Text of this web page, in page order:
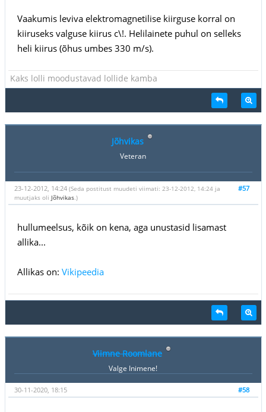
Vaakumis leviva elektromagnetilise kiirguse korral on
kiiruseks valguse kiirus c\!. Helilainete puhul on selleks
heli kiirus (õhus umbes 330 m/s).
Kaks lolli moodustavad lollide kamba
Jõhvikas
Veteran
#57
23-12-2012, 14:24 (Seda postitust muudeti viimati: 23-12-2012, 14:24 ja
muutjaks oli Jõhvikas.)
hullumeelsus, kõik on kena, aga unustasid lisamast
allika...
Allikas on: Vikipeedia
Viimne Roomlane
Valge Inimene!
#58
30-11-2020, 18:15